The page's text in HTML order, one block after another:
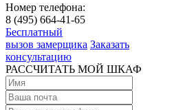
Номер телефона:
8 (495) 664-41-65
Бесплатный
вызов замерщика Заказать
консультацию
РАССЧИТАТЬ МОЙ ШКАФ